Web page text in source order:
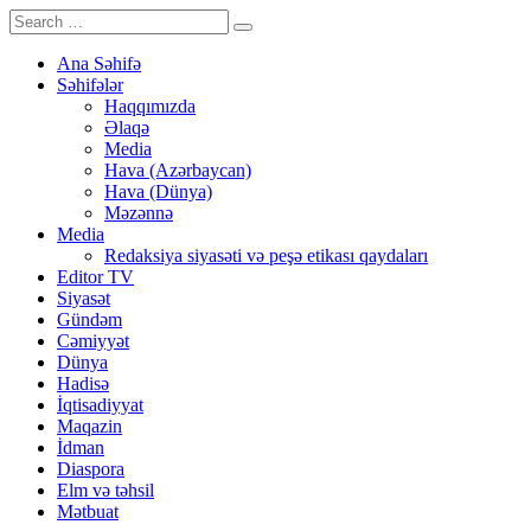
Ana Səhifə
Səhifələr
Haqqımızda
Əlaqə
Media
Hava (Azərbaycan)
Hava (Dünya)
Məzənnə
Media
Redaksiya siyasəti və peşə etikası qaydaları
Editor TV
Siyasət
Gündəm
Cəmiyyət
Dünya
Hadisə
İqtisadiyyat
Maqazin
İdman
Diaspora
Elm və təhsil
Mətbuat